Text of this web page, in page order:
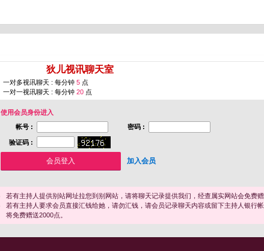
狄儿视讯聊天室
一对多视讯聊天 : 每分钟 5 点
一对一视讯聊天 : 每分钟 20 点
使用会员身份进入
帐号 :
密码 :
验证码 :
加入会员
若有主持人提供别站网址拉您到别网站，请将聊天记录提供我们，经查属实网站会免费赠
若有主持人要求会员直接汇钱给她，请勿汇钱，请会员记录聊天内容或留下主持人银行
将免费赠送2000点。